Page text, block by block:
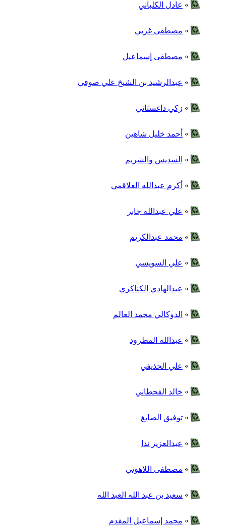
» عادل الكلباني
» مصطفى غربي
» مصطفى إسماعيل
» عبدالرشيد بن الشيخ علي صوفي
» زكي داغستاني
» أحمد خليل شاهين
» السديس والشريم
» أكرم عبدالله العلاقمي
» علي عبدالله جابر
» محمد عبدالكريم
» علي السويسي
» عبدالهادي الكناكري
» الدوكالي محمد العالم
» عبدالله المطرود
» علي الحذيفي
» خالد القحطاني
» توفيق الصايغ
» عبدالعزيز ندا
» مصطفى اللاهوني
» سعيد بن عبد الله العبد الله
» محمد إسماعيل المقدم